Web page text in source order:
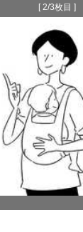
[ 2/3枚目 ]